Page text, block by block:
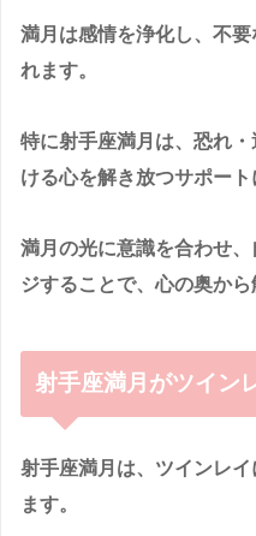
満月は感情を浄化し、不
れます。
特に射手座満月は、 恐れ ・
ける心を解き放つサポート
満月の光に意識を合わせ
ジすることで、心の奥から
射手座満月がツイン
射手座満月は、ツインレ
ます。